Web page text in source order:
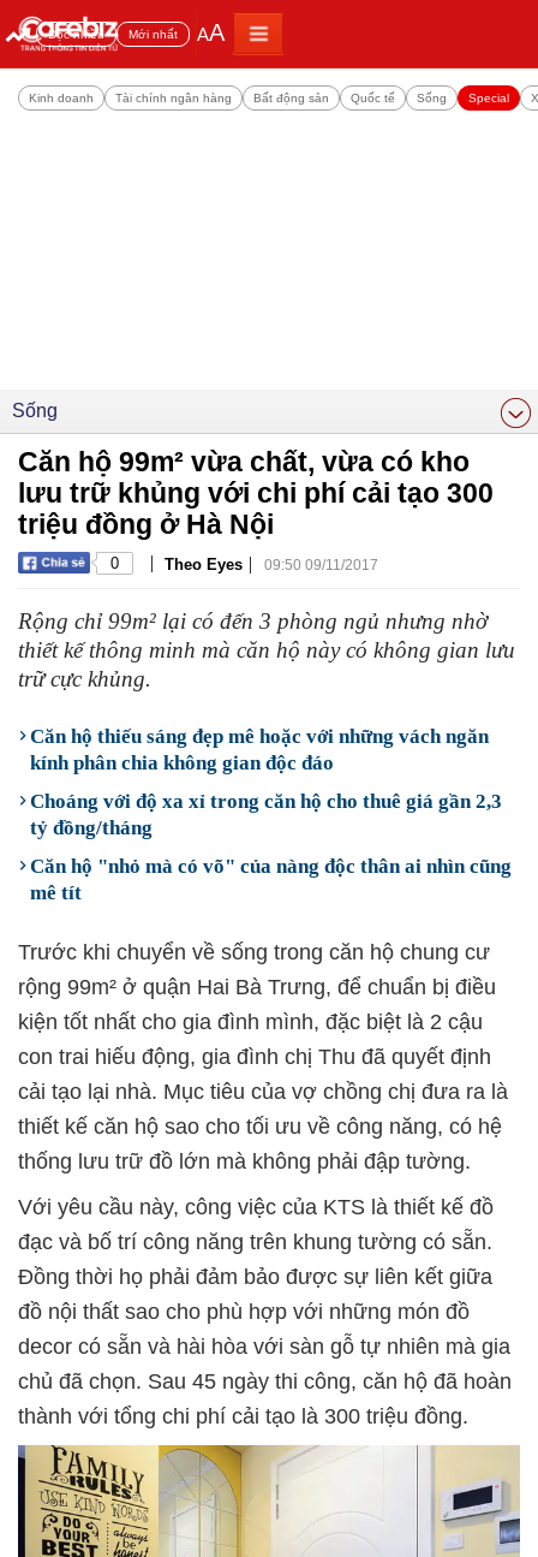
Đọc nhiều Mới nhất AA
Kinh doanh Tài chính ngân hàng Bất động sản Quốc tế Sống Special
Sống
Căn hộ 99m² vừa chất, vừa có kho
lưu trữ khủng với chi phí cải tạo 300
triệu đồng ở Hà Nội
0 | Theo Eyes | 09:50 09/11/2017
Rộng chỉ 99m² lại có đến 3 phòng ngủ nhưng nhờ
thiết kế thông minh mà căn hộ này có không gian lưu
trữ cực khủng.
Căn hộ thiếu sáng đẹp mê hoặc với những vách ngăn
kính phân chia không gian độc đáo
Choáng với độ xa xỉ trong căn hộ cho thuê giá gần 2,3
tỷ đồng/tháng
Căn hộ "nhỏ mà có võ" của nàng độc thân ai nhìn cũng
mê tít
Trước khi chuyển về sống trong căn hộ chung cư
rộng 99m² ở quận Hai Bà Trưng, để chuẩn bị điều
kiện tốt nhất cho gia đình mình, đặc biệt là 2 cậu
con trai hiếu động, gia đình chị Thu đã quyết định
cải tạo lại nhà. Mục tiêu của vợ chồng chị đưa ra là
thiết kế căn hộ sao cho tối ưu về công năng, có hệ
thống lưu trữ đồ lớn mà không phải đập tường.
Với yêu cầu này, công việc của KTS là thiết kế đồ
đạc và bố trí công năng trên khung tường có sẵn.
Đồng thời họ phải đảm bảo được sự liên kết giữa
đồ nội thất sao cho phù hợp với những món đồ
decor có sẵn và hài hòa với sàn gỗ tự nhiên mà gia
chủ đã chọn. Sau 45 ngày thi công, căn hộ đã hoàn
thành với tổng chi phí cải tạo là 300 triệu đồng.